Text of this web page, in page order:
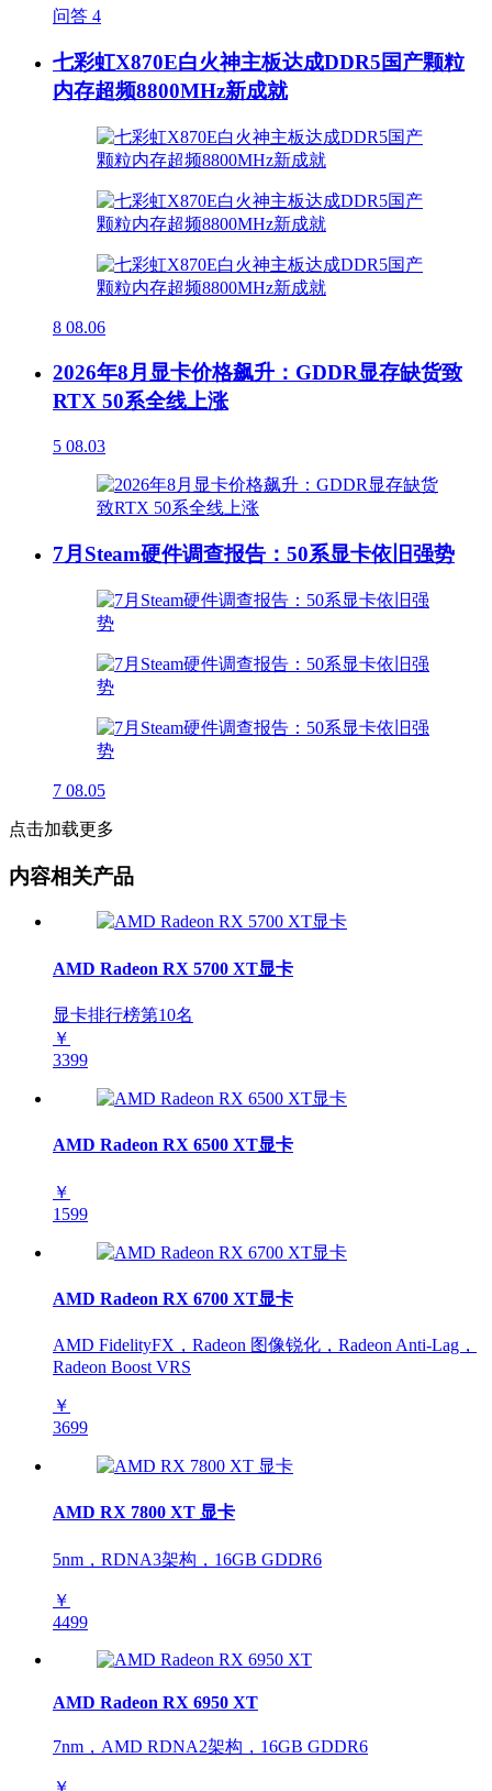
问答 4
七彩虹X870E白火神主板达成DDR5国产颗粒
内存超频8800MHz新成就
8 08.06
2026年8月显卡价格飙升：GDDR显存缺货致
RTX 50系全线上涨
5 08.03
7月Steam硬件调查报告：50系显卡依旧强势
7 08.05
点击加载更多
内容相关产品
AMD Radeon RX 5700 XT显卡
显卡排行榜第10名
￥
3399
AMD Radeon RX 6500 XT显卡
￥
1599
AMD Radeon RX 6700 XT显卡
AMD FidelityFX，Radeon 图像锐化，Radeon Anti-Lag，
Radeon Boost VRS
￥
3699
AMD RX 7800 XT 显卡
5nm，RDNA3架构，16GB GDDR6
￥
4499
AMD Radeon RX 6950 XT
7nm，AMD RDNA2架构，16GB GDDR6